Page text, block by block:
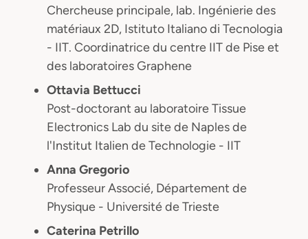
Chercheuse principale, lab. Ingénierie des
matériaux 2D, Istituto Italiano di Tecnologia
- IIT. Coordinatrice du centre IIT de Pise et
des laboratoires Graphene
Ottavia Bettucci
Post-doctorant au laboratoire Tissue
Electronics Lab du site de Naples de
l'Institut Italien de Technologie - IIT
Anna Gregorio
Professeur Associé, Département de
Physique - Université de Trieste
Caterina Petrillo